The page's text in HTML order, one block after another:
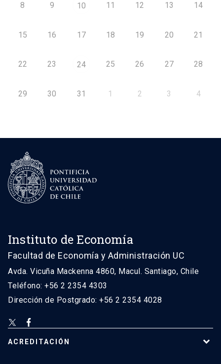
8 9 10 11 12 13 14
15 16 17 18 19 20 21
22 23 24 25 26 27 28
29 30 31 1 2 3 4
Instituto de Economía
Facultad de Economía y Administración UC
Avda. Vicuña Mackenna 4860, Macul. Santiago, Chile
Teléfono: +56 2 2354 4303
Dirección de Postgrado: +56 2 2354 4028
ACREDITACIÓN